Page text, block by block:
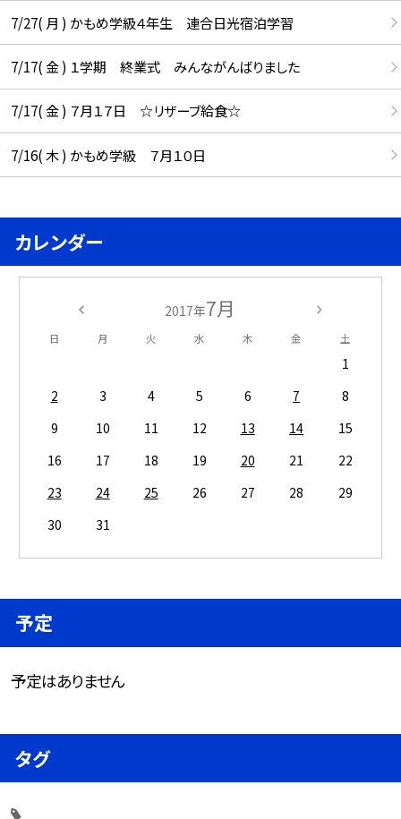
7/27( 月 ) かもめ学級４年生 連合日光宿泊学習
7/17( 金 ) １学期 終業式 みんながんばりました
7/17( 金 ) ７月１７日 ☆リザーブ給食☆
7/16( 木 ) かもめ学級 ７月１０日
カレンダー
2017年7月
日 月 火 水 木 金 土
1
2
3 4 5 6 7
8
9
10 11 12 13 14
15
16
17 18 19 20 21
22
23
24 25 26 27 28
29
30
31
予定
予定はありません
タグ